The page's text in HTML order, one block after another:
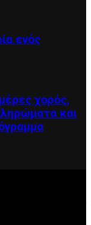
ενός
χορός,
και